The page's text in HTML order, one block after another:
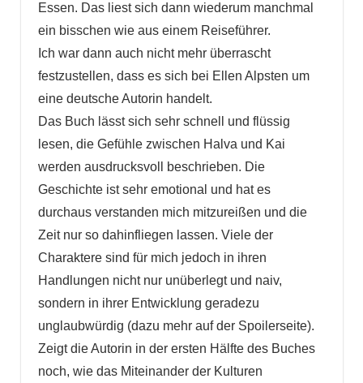
Essen. Das liest sich dann wiederum manchmal
ein bisschen wie aus einem Reiseführer.
Ich war dann auch nicht mehr überrascht
festzustellen, dass es sich bei Ellen Alpsten um
eine deutsche Autorin handelt.
Das Buch lässt sich sehr schnell und flüssig
lesen, die Gefühle zwischen Halva und Kai
werden ausdrucksvoll beschrieben. Die
Geschichte ist sehr emotional und hat es
durchaus verstanden mich mitzureißen und die
Zeit nur so dahinfliegen lassen. Viele der
Charaktere sind für mich jedoch in ihren
Handlungen nicht nur unüberlegt und naiv,
sondern in ihrer Entwicklung geradezu
unglaubwürdig (dazu mehr auf der Spoilerseite).
Zeigt die Autorin in der ersten Hälfte des Buches
noch, wie das Miteinander der Kulturen